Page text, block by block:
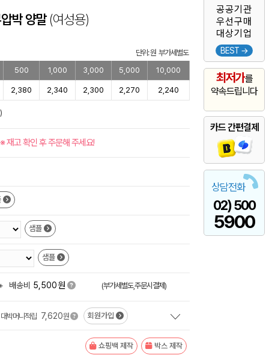
공공기관
우선구매
대상기업
BEST →
최저가를
약속드립니다
카드 간편결제
상담전화
02) 500
5900
박 양말(여성용)
단위: 원 부가세별도
500
1,000 3,000 5,000 10,000
2,380 2,340 2,300 2,270 2,240
※ 재고 확인 후 주문해 주세요!
샘플
샘플
배송비 5,500원 (부가세별도,주문시결제)
대박머니적립 7,620원 회원가입
쇼핑백 제작 박스 제작